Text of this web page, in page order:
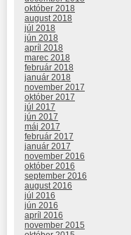
október 2018
august 2018
júl 2018
jún 2018
apríl 2018
marec 2018
február 2018
január 2018
november 2017
október 2017
júl 2017
jún 2017
máj 2017
február 2017
január 2017
november 2016
október 2016
september 2016
august 2016
júl 2016
jún 2016
apríl 2016
november 2015